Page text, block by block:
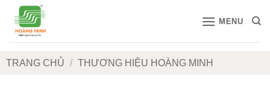
qua
MENU
TRANG CHỦ / THƯƠNG HIỆU HOÀNG MINH